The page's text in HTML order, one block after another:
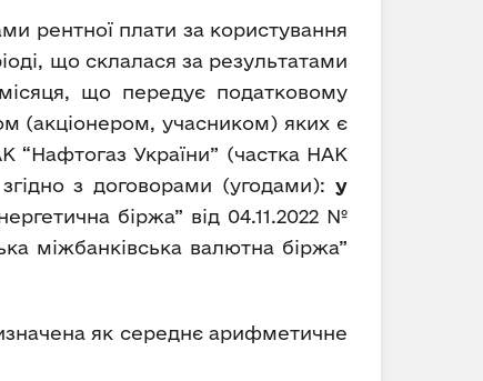
рентної плати за користування
що склалася за результатами
що передує податковому
(акціонером, учасником) яких є
“Нафтогаз України” (частка НАК
з договорами (угодами): у
біржа” від 04.11.2022 №
міжбанківська валютна біржа”
як середнє арифметичне